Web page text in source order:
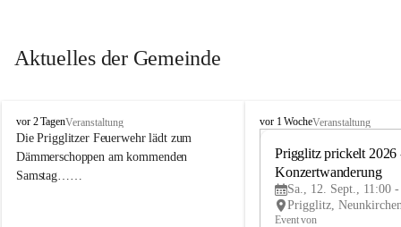
Aktuelles der Gemeinde
P
r
i
g
vor 2 TagenVeranstaltung
Die Prigglitzer Feuerwehr lädt zum
Dämmerschoppen am kommenden
Samstag……
P
vor 1 WocheVeranstaltung
Prigglitz prickelt 2026
Konzertwanderung
Sa., 12. Sept., 11:00
Event von